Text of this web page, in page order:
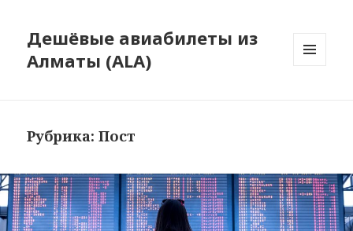
Дешёвые авиабилеты из
Алматы (ALA)
Рубрика:Пост